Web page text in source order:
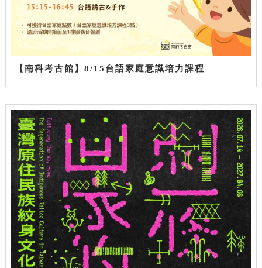
【南科考古館】8/15台語家庭意識培力課程